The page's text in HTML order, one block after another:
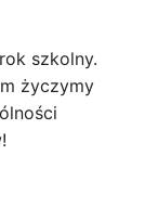
szkolny.
życzymy